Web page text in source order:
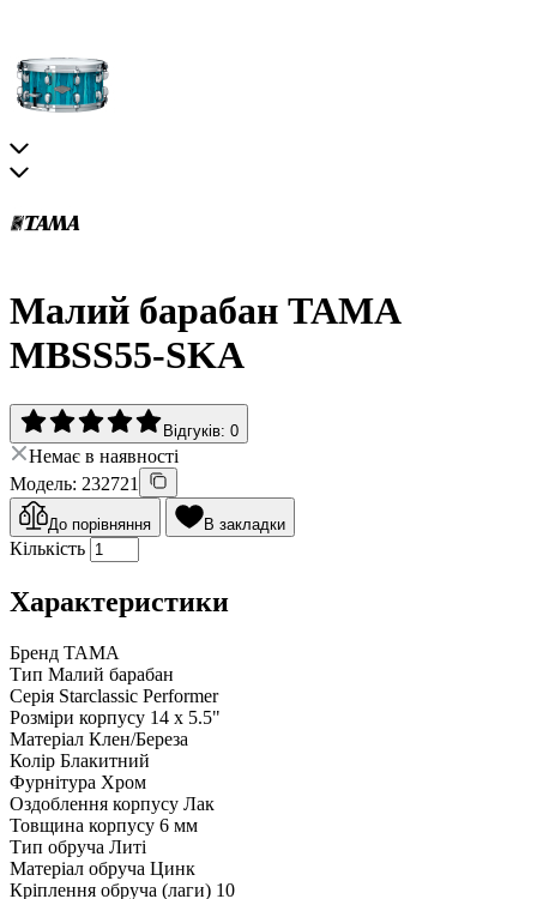
Малий барабан TAMA
MBSS55-SKA
Відгуків: 0
Немає в наявності
Модель: 232721
До порівняння В закладки
Кількість
Характеристики
Бренд TAMA
Тип Малий барабан
Серія Starclassic Performer
Розміри корпусу 14 x 5.5"
Матеріал Клен/Береза
Колір Блакитний
Фурнітура Хром
Оздоблення корпусу Лак
Товщина корпусу 6 мм
Тип обруча Литі
Матеріал обруча Цинк
Кріплення обруча (лаги) 10